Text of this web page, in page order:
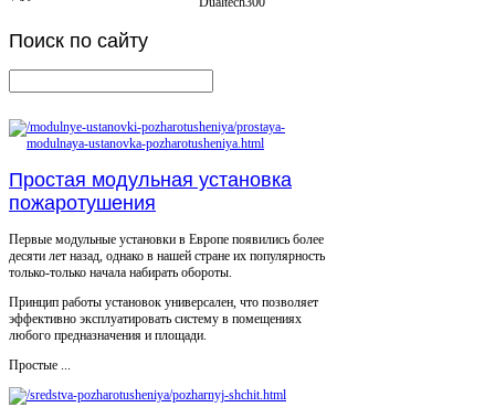
Поиск по сайту
Простая модульная установка
пожаротушения
Первые модульные установки в Европе появились более
десяти лет назад, однако в нашей стране их популярность
только-только начала набирать обороты.
Принцип работы установок универсален, что позволяет
эффективно эксплуатировать систему в помещениях
любого предназначения и площади.
Простые ...